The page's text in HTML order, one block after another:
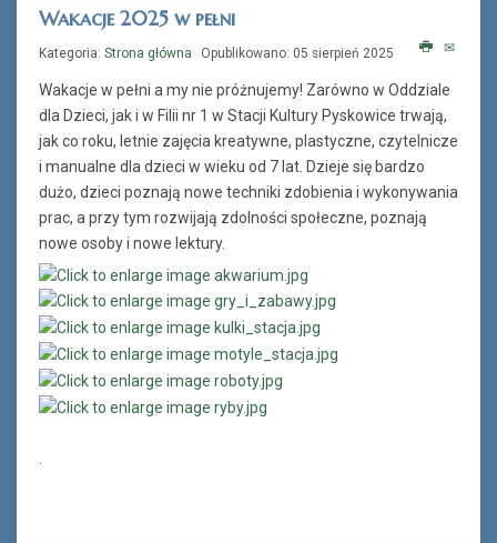
Wakacje 2025 w pełni
Kategoria: Strona główna Opublikowano: 05 sierpień 2025
Wakacje w pełni a my nie próżnujemy! Zarówno w Oddziale
dla Dzieci, jak i w Filii nr 1 w Stacji Kultury Pyskowice trwają,
jak co roku, letnie zajęcia kreatywne, plastyczne, czytelnicze
i manualne dla dzieci w wieku od 7 lat. Dzieje się bardzo
dużo, dzieci poznają nowe techniki zdobienia i wykonywania
prac, a przy tym rozwijają zdolności społeczne, poznają
nowe osoby i nowe lektury.